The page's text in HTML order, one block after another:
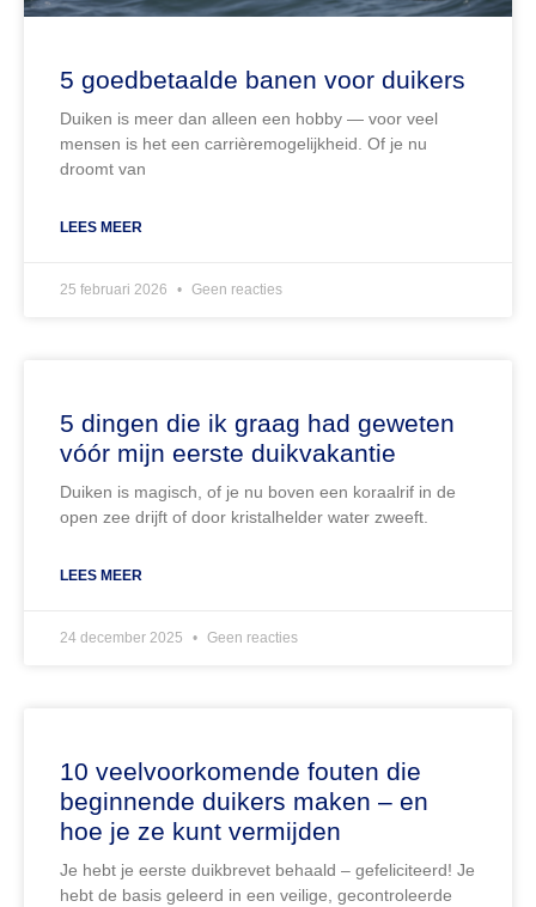
5 goedbetaalde banen voor duikers
Duiken is meer dan alleen een hobby — voor veel
mensen is het een carrièremogelijkheid. Of je nu
droomt van
LEES MEER
25 februari 2026 Geen reacties
5 dingen die ik graag had geweten
vóór mijn eerste duikvakantie
Duiken is magisch, of je nu boven een koraalrif in de
open zee drijft of door kristalhelder water zweeft.
LEES MEER
24 december 2025 Geen reacties
10 veelvoorkomende fouten die
beginnende duikers maken – en
hoe je ze kunt vermijden
Je hebt je eerste duikbrevet behaald – gefeliciteerd! Je
hebt de basis geleerd in een veilige, gecontroleerde